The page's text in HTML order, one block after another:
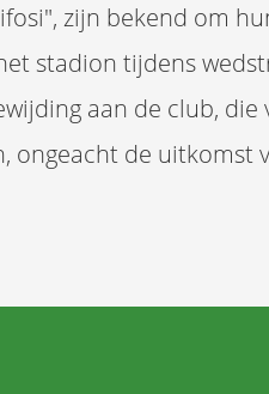
zijn bekend om
stadion tijdens
aan de club, die
ongeacht de uitkomst